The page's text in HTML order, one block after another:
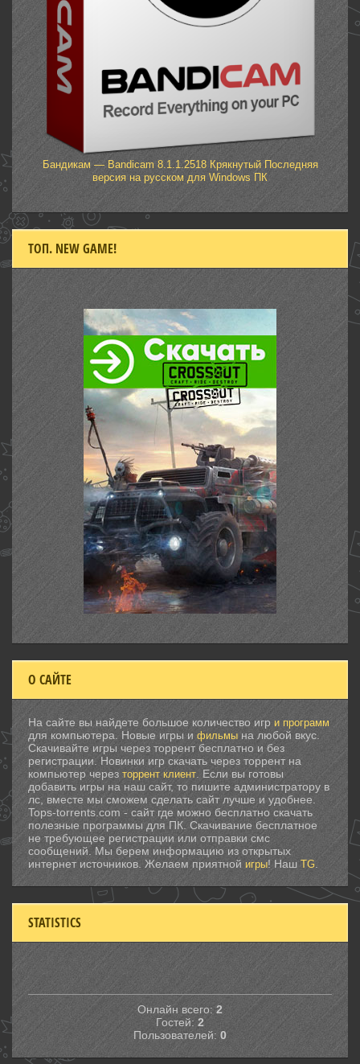
Бандикам — Bandicam 8.1.1.2518 Крякнутый Последняя
версия на русском для Windows ПК
ТОП. NEW GAME!
О САЙТЕ
На сайте вы найдете большое количество игр и программ
для компьютера. Новые игры и фильмы на любой вкус.
Скачивайте игры через торрент бесплатно и без
регистрации. Новинки игр скачать через торрент на
компьютер через торрент клиент. Если вы готовы
добавить игры на наш сайт, то пишите администратору в
лс, вместе мы сможем сделать сайт лучше и удобнее.
Tops-torrents.com - сайт где можно бесплатно скачать
полезные программы для ПК. Скачивание бесплатное
не требующее регистрации или отправки смс
сообщений. Мы берем информацию из открытых
интернет источников. Желаем приятной игры! Наш TG.
STATISTICS
Онлайн всего: 2
Гостей: 2
Пользователей: 0